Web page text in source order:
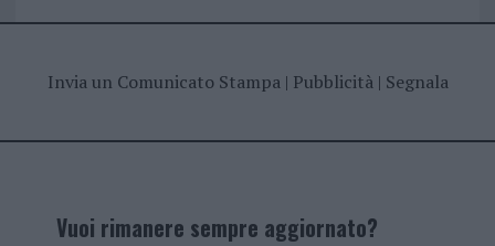
Invia un Comunicato Stampa| Pubblicità| Segnala
Vuoi rimanere sempre aggiornato?